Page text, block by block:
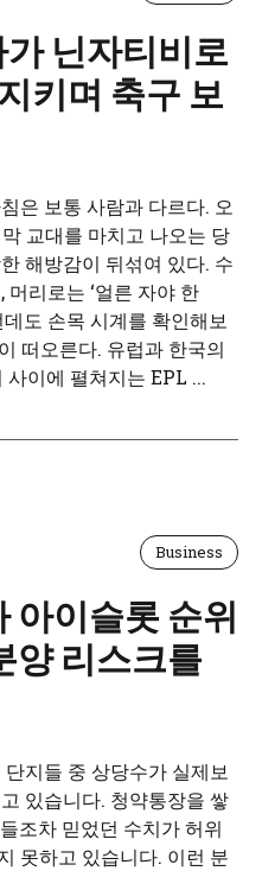
닌자티비로
키며 축구 보
은 보통 사람과 다르다. 오
교대를 마치고 나오는 당
해방감이 뒤섞여 있다. 수
리로는 ‘얼른 자야 한
도 손목 시계를 확인해보
떠오른다. 유럽과 한국의
이에 펼쳐지는 EPL ...
Business
아이슬롯 순위
양 리스크를
지들 중 상당수가 실제보
있습니다. 청약통장을 쌓
조차 믿었던 수치가 허위
못하고 있습니다. 이런 분